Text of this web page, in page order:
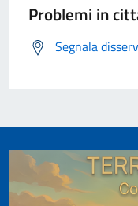
Problemi in
Segnala